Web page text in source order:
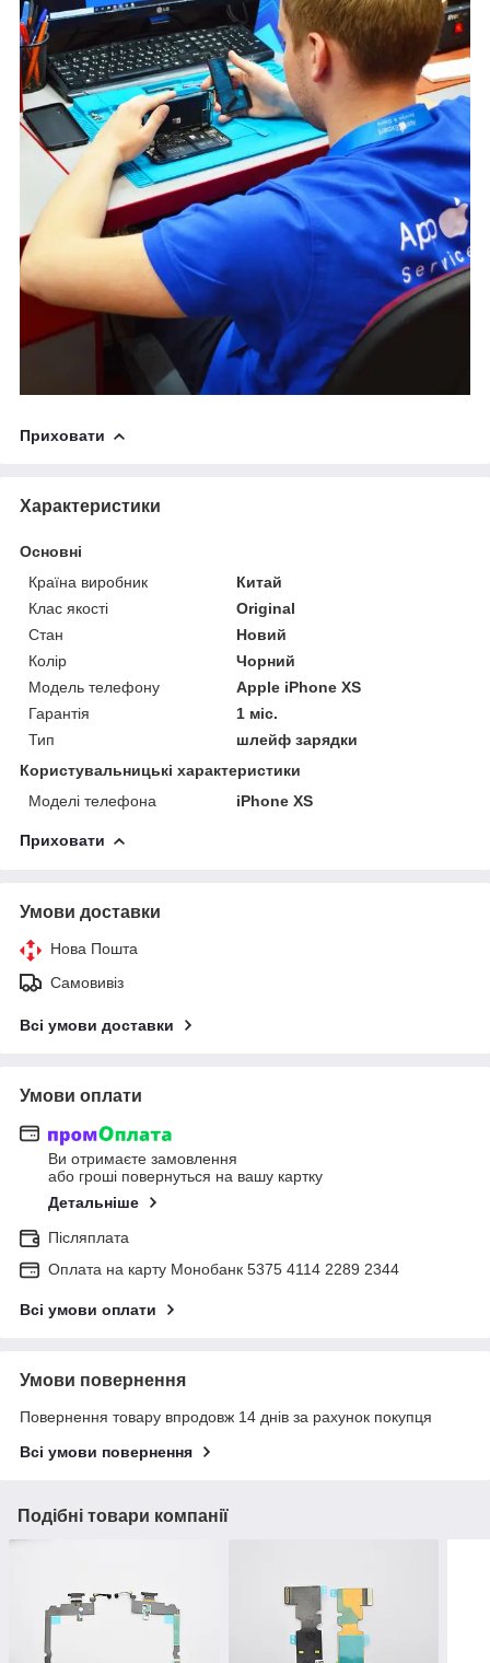
Приховати
Характеристики
Основні
Країна виробник
Китай
Клас якості
Original
Стан
Новий
Колір
Чорний
Модель телефону
Apple iPhone XS
Гарантія
1 міс.
Тип
шлейф зарядки
Користувальницькі характеристики
Моделі телефона
iPhone XS
Приховати
Умови доставки
Нова Пошта
Самовивіз
Всі умови доставки
Умови оплати
Ви отримаєте замовлення
або гроші повернуться на вашу картку
Детальніше
Післяплата
Оплата на карту Монобанк 5375 4114 2289 2344
Всі умови оплати
Умови повернення
Повернення товару впродовж 14 днів за рахунок покупця
Всі умови повернення
Подібні товари компанії